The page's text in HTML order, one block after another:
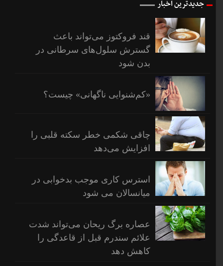
قبل
جدیدترین اخبار
قند فروکتوز می‌تواند باعث
گسترش سلول‌های سرطانی در
بدن شود
«کم‌شنوایی ناگهانی» چیست؟
چاقی شکمی خطر سکته قلبی را
افزایش می‌دهد
استرس کاری موجب بدخوابی در
میانسالان می شود
عصاره برگ ریحان می‌تواند شدت
علائم سندرم قبل از قاعدگی را
کاهش دهد